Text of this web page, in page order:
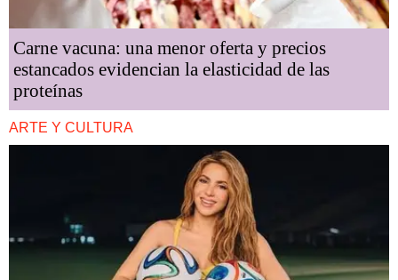
Carne vacuna: una menor oferta y precios
estancados evidencian la elasticidad de las
proteínas
ARTE Y CULTURA